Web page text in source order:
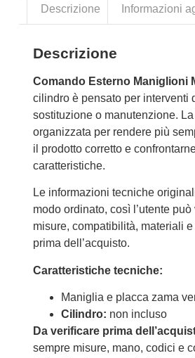
Descrizione
Informazioni
Descrizione
Comando Esterno Maniglioni
cilindro è pensato per interventi
sostituzione o manutenzione.
organizzata per rendere più
il prodotto corretto e
caratteristiche.
Le informazioni tecniche
modo ordinato, così l’utente
misure, compatibilità, materiali
prima dell’acquisto.
Caratteristiche tecniche:
Maniglia e placca zama
Cilindro: non incluso
Da verificare prima
sempre misure, mano, codici e